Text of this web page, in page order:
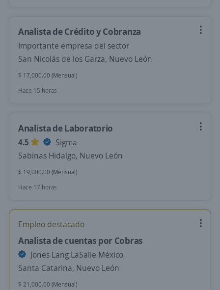
Analista de Crédito y Cobranza
Importante empresa del sector
San Nicolás de los Garza, Nuevo León
$ 17,000.00 (Mensual)
Hace 15 horas
Analista de Laboratorio
4.5
Sigma
Sabinas Hidalgo, Nuevo León
$ 19,000.00 (Mensual)
Hace 17 horas
Empleo destacado
Analista de cuentas por Cobras
Jones Lang LaSalle México
Santa Catarina, Nuevo León
$ 21,000.00 (Mensual)